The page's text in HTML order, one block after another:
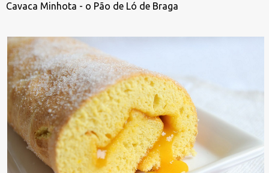
Cavaca Minhota - o Pão de Ló de Braga